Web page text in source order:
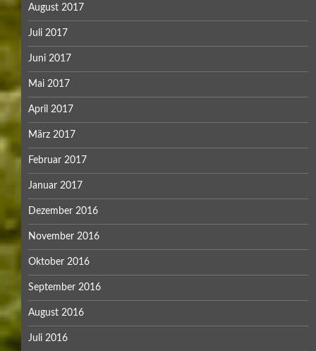
August 2017
Juli 2017
Juni 2017
Mai 2017
April 2017
März 2017
Februar 2017
Januar 2017
Dezember 2016
November 2016
Oktober 2016
September 2016
August 2016
Juli 2016